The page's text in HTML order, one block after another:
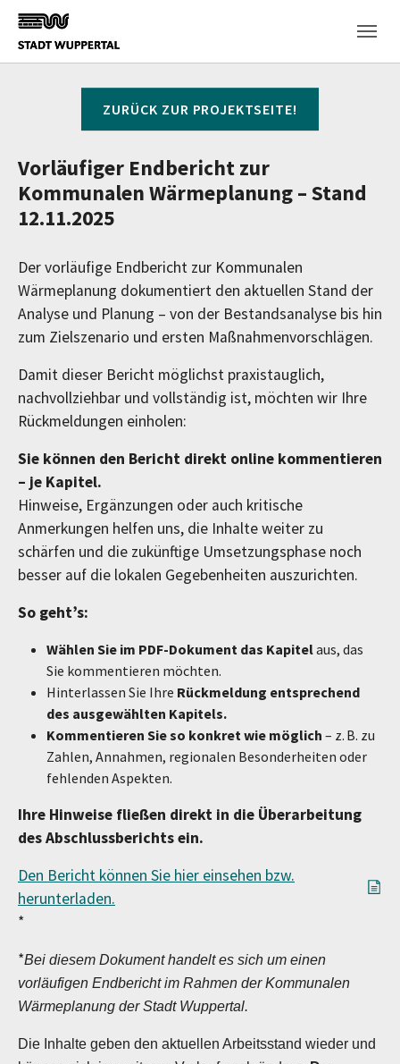
Skip to main content
ZURÜCK ZUR PROJEKTSEITE!
Vorläufiger Endbericht zur
Kommunalen Wärmeplanung – Stand
12.11.2025
Der vorläufige Endbericht zur Kommunalen
Wärmeplanung dokumentiert den aktuellen Stand der
Analyse und Planung – von der Bestandsanalyse bis hin
zum Zielszenario und ersten Maßnahmenvorschlägen.
Damit dieser Bericht möglichst praxistauglich,
nachvollziehbar und vollständig ist, möchten wir Ihre
Rückmeldungen einholen:
Sie können den Bericht direkt online kommentieren
– je Kapitel.
Hinweise, Ergänzungen oder auch kritische
Anmerkungen helfen uns, die Inhalte weiter zu
schärfen und die zukünftige Umsetzungsphase noch
besser auf die lokalen Gegebenheiten auszurichten.
So geht’s:
Wählen Sie im PDF-Dokument das Kapitelaus, das
Sie kommentieren möchten.
Hinterlassen Sie Ihre Rückmeldung entsprechend
des ausgewählten Kapitels.
Kommentieren Sie so konkret wie möglich – z. B. zu
Zahlen, Annahmen, regionalen Besonderheiten oder
fehlenden Aspekten.
Ihre Hinweise fließen direkt in die Überarbeitung
des Abschlussberichts ein.
Den Bericht können Sie hier einsehen bzw.
herunterladen.
*
*Bei diesem Dokument handelt es sich um einen
vorläufigen Endbericht im Rahmen der Kommunalen
Wärmeplanung der Stadt Wuppertal.
Die Inhalte geben den aktuellen Arbeitsstand wieder und